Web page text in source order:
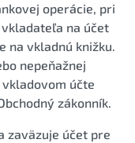
operácie, pri
na účet
na vkladnú knižku.
nepeňažnej
účte
zákonník.
zaväzuje účet pre